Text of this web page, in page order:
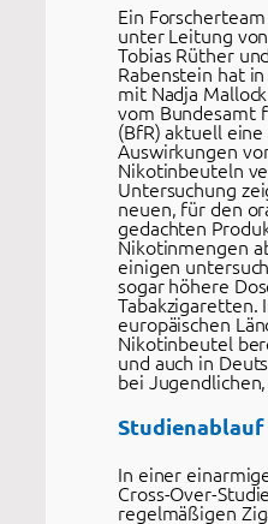
Ein
unter Leitung
Tobias Rüther
Rabenstein hat
mit Nadja
vom Bundesamt
(BfR) aktuell
Auswirkungen
Nikotinbeuteln
Untersuchung
neuen, für den
gedachten
Nikotinmengen
einigen
sogar höhere
Tabakzigaretten.
europäischen
Nikotinbeutel
und auch in
bei
Studienablauf
In einer
Cross-Over-
regelmäßigen